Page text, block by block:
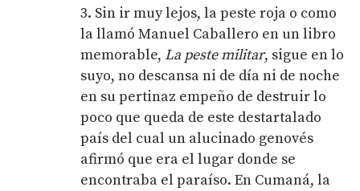
3. Sin ir muy lejos, la peste roja o como
la llamó Manuel Caballero en un libro
memorable, La peste militar, sigue en lo
suyo, no descansa ni de día ni de noche
en su pertinaz empeño de destruir lo
poco que queda de este destartalado
país del cual un alucinado genovés
afirmó que era el lugar donde se
encontraba el paraíso. En Cumaná, la